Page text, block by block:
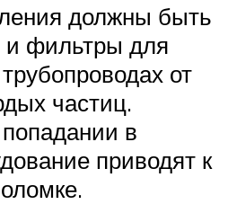
должны быть
и фильтры для
от
частиц.
в
приводят к